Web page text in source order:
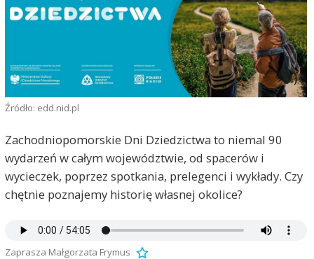
Źródło: edd.nid.pl
Zachodniopomorskie Dni Dziedzictwa to niemal 90
wydarzeń w całym województwie, od spacerów i
wycieczek, poprzez spotkania, prelegenci i wykłady. Czy
chętnie poznajemy historię własnej okolice?
Zaprasza Małgorzata Frymus